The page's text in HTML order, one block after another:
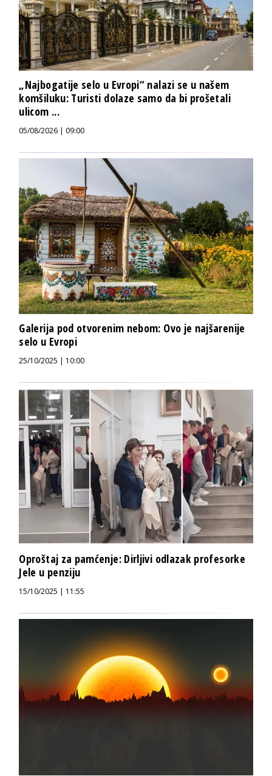
„Najbogatije selo u Evropi“ nalazi se u našem
komšiluku: Turisti dolaze samo da bi prošetali
ulicom ...
05/08/2026 | 09:00
Galerija pod otvorenim nebom: Ovo je najšarenije
selo u Evropi
25/10/2025 | 10:00
Oproštaj za pamćenje: Dirljivi odlazak profesorke
Jele u penziju
15/10/2025 | 11:55